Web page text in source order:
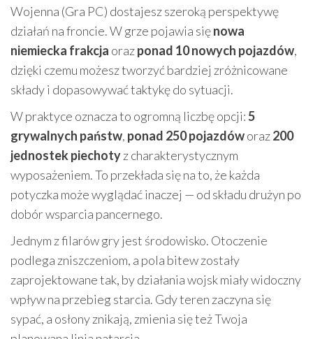
Wojenna (Gra PC) dostajesz szeroką perspektywę
działań na froncie. W grze pojawia sięnowa
niemiecka frakcja orazponad 10 nowych pojazdów,
dzięki czemu możesz tworzyć bardziej zróżnicowane
składy i dopasowywać taktykę do sytuacji.
W praktyce oznacza to ogromną liczbę opcji:5
grywalnych państw, ponad 250 pojazdóworaz200
jednostek piechotyz charakterystycznym
wyposażeniem. To przekłada się na to, że każda
potyczka może wyglądać inaczej — od składu drużyn po
dobór wsparcia pancernego.
Jednym z filarów gry jest środowisko. Otoczenie
podlega zniszczeniom, a pola bitew zostały
zaprojektowane tak, by działania wojsk miały widoczny
wpływ na przebieg starcia. Gdy teren zaczyna się
sypać, a osłony znikają, zmienia się też Twoja